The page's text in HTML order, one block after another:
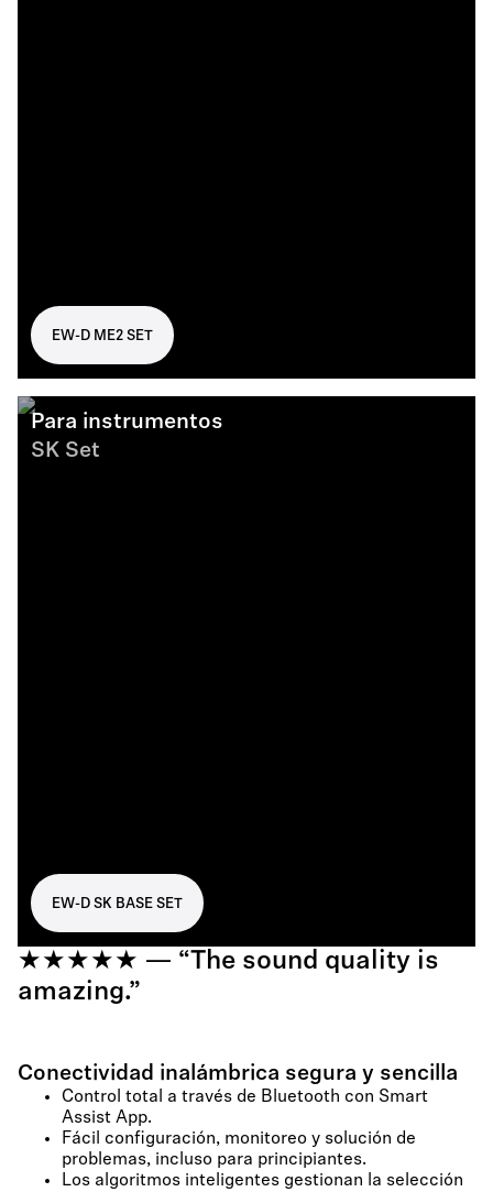
EW-D ME2 SET
Para instrumentos
SK Set
EW-D SK BASE SET
★★★★★ — “The sound quality is
amazing.”
Conectividad inalámbrica segura y sencilla
Control total a través de Bluetooth con Smart
Assist App.
Fácil configuración, monitoreo y solución de
problemas, incluso para principiantes.
Los algoritmos inteligentes gestionan la selección